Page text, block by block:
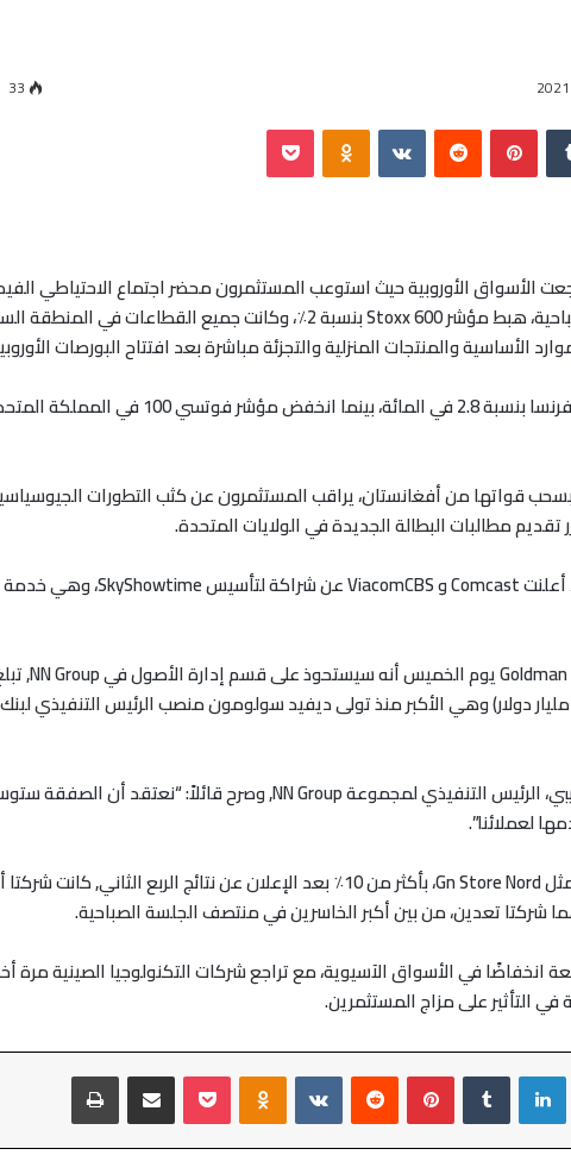
33
الأسواق الأوروبية حيث استوعب المستثمرون محضر اجتماع الاحتياطي
هبط مؤشرStoxx 600
بنسبة 2٪، وكانت جميع القطاعات في المنطقة
الأساسية والمنتجات المنزلية والتجزئة مباشرة بعد افتتاح البورصات
بسحب قواتها من أفغانستان، يراقب المستثمرون عن كثب التطورات
تقديم مطالبات البطالة الجديدة في الولايات المتحدة.
أعلنتComcastوViacomCBSعن شراكة لتأسيسSkyShowtime، وهي خدمة
يوم الخميس أنه سيستحوذ على قسم إدارة الأصول فيNN Group
,
الشراء 1.7 مليار يورو (1.98 مليار دولار) وهي الأكبر منذ تولى ديفيد سولومون منصب الرئيس التنفيذي
الرئيس التنفيذي لمجموعةNN Group, وصرح قائلاً: “نعتقد أن الصفقة
لعملائنا”.
Gn Store Nord
، بأكثر من 10٪ بعد الإعلان عن نتائج الربع الثاني, كانت
شركتا تعدين، من بين أكبر الخاسرين في منتصف الجلسة الصباحية.
انخفاضًا في الأسواق الآسيوية، مع تراجع شركات التكنولوجيا الصينية مرة
في التأثير على مزاج المستثمرين.
الأسهم الآسيوية ترتفع بدعم من
التكنولوجيا وتراجع أسعار النفط
الين يستقر عقب
أدنى مستوياته